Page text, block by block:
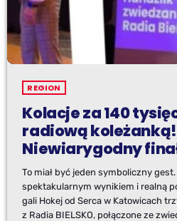
REGION
Kolacje za 140
radiową koleżanką!
Niewiarygodny
To miał być jeden symboliczny
spektakularnym wynikiem i realną
gali Hokej od Serca w Katowicach
z Radia BIELSKO, połączone ze